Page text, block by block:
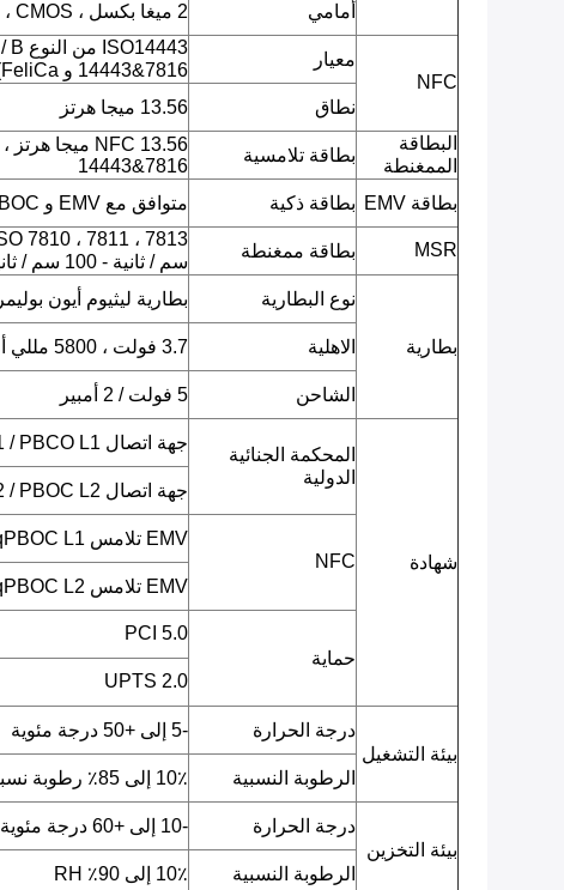
أمامي 2 ميغا بكسل ، CMOS ، صورة JPEG ، فيديو.
NFC
معيار
14443&7816 و FeliCa)
نطاق
13.56 ميجا هرتز
البطاقة
الممغنطة
بطاقة تلامسية
14443&7816
بطاقة EMV
بطاقة ذكية متوافق مع EMV و PBOC
MSR بطاقة ممغنطة
سم / ثانية - 100 سم / ثانية.
بطارية
نوع البطارية بطارية ليثيوم أيون بوليمر
الاهلية 3.7 فولت ، 5800 مللي أمبير
الشاحن 5 فولت / 2 أمبير
شهادة
المحكمة الجنائية
الدولية
جهة اتصال EMV L1 / PBCO L1
جهة اتصال EMV L2 / PBOC L2
NFC
EMV تلامس L1 / qPBOC L1
EMV تلامس L2 / qPBOC L2
حماية
PCI 5.0
UPTS 2.0
بيئة التشغيل
درجة الحرارة -5 إلى +50 درجة مئوية
الرطوبة النسبية 10٪ إلى 85٪ رطوبة نسبية
بيئة التخزين
درجة الحرارة -10 إلى +60 درجة مئوية
الرطوبة النسبية 10٪ إلى 90٪ RH